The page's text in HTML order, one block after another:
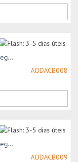
AODACB008
AODACB009